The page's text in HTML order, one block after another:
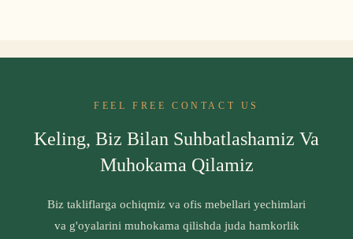
FEEL FREE CONTACT US
Keling, Biz Bilan Suhbatlashamiz Va
Muhokama Qilamiz
Biz takliflarga ochiqmiz va ofis mebellari yechimlari
va g'oyalarini muhokama qilishda juda hamkorlik